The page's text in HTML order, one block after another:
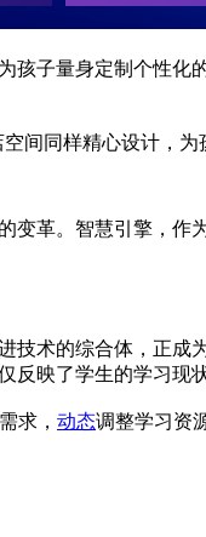
孩子量身定制个性
间同样精心设计，为
变革。智慧引擎，作
技术的综合体，正
反映了学生的学习现
求， 动态调整学习资